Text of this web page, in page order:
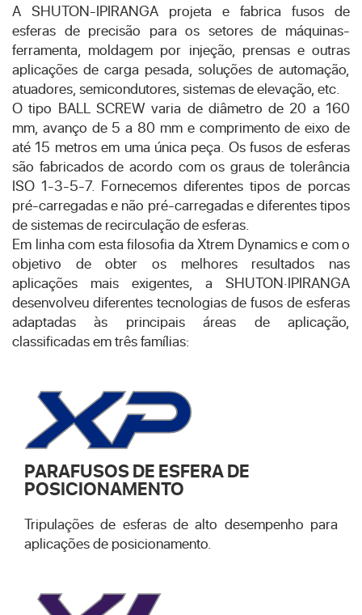
A SHUTON-IPIRANGA projeta e fabrica fusos de
esferas de precisão para os setores de máquinas-
ferramenta, moldagem por injeção, prensas e outras
aplicações de carga pesada, soluções de automação,
atuadores, semicondutores, sistemas de elevação, etc.
O tipo BALL SCREW varia de diâmetro de 20 a 160
mm, avanço de 5 a 80 mm e comprimento de eixo de
até 15 metros em uma única peça. Os fusos de esferas
são fabricados de acordo com os graus de tolerância
ISO 1-3-5-7. Fornecemos diferentes tipos de porcas
pré-carregadas e não pré-carregadas e diferentes tipos
de sistemas de recirculação de esferas.
Em linha com esta filosofia da Xtrem Dynamics e com o
objetivo de obter os melhores resultados nas
aplicações mais exigentes, a SHUTON·IPIRANGA
desenvolveu diferentes tecnologias de fusos de esferas
adaptadas às principais áreas de aplicação,
classificadas em três famílias:
PARAFUSOS DE ESFERA DE
POSICIONAMENTO
Tripulações de esferas de alto desempenho para
aplicações de posicionamento.